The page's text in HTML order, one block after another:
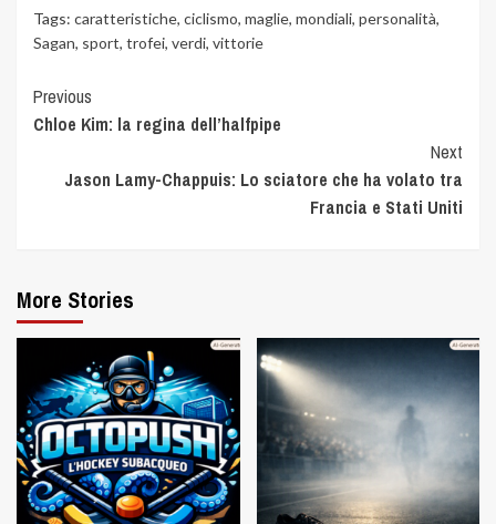
Tags: caratteristiche, ciclismo, maglie, mondiali, personalità,
Sagan, sport, trofei, verdi, vittorie
Previous
Chloe Kim: la regina dell’halfpipe
Next
Jason Lamy-Chappuis: Lo sciatore che ha volato tra
Francia e Stati Uniti
More Stories